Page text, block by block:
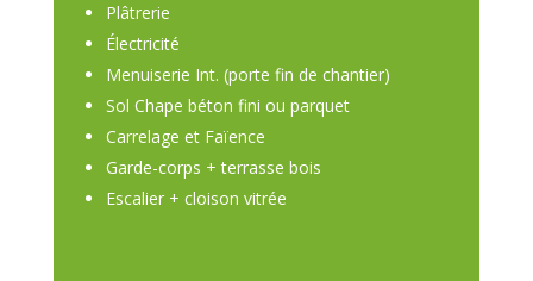
Plâtrerie
Électricité
Menuiserie Int. (porte fin de chantier)
Sol Chape béton fini ou parquet
Carrelage et Faïence
Garde-corps + terrasse bois
Escalier + cloison vitrée